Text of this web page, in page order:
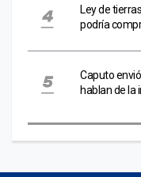
Ley de
podría
Caputo
hablan de la